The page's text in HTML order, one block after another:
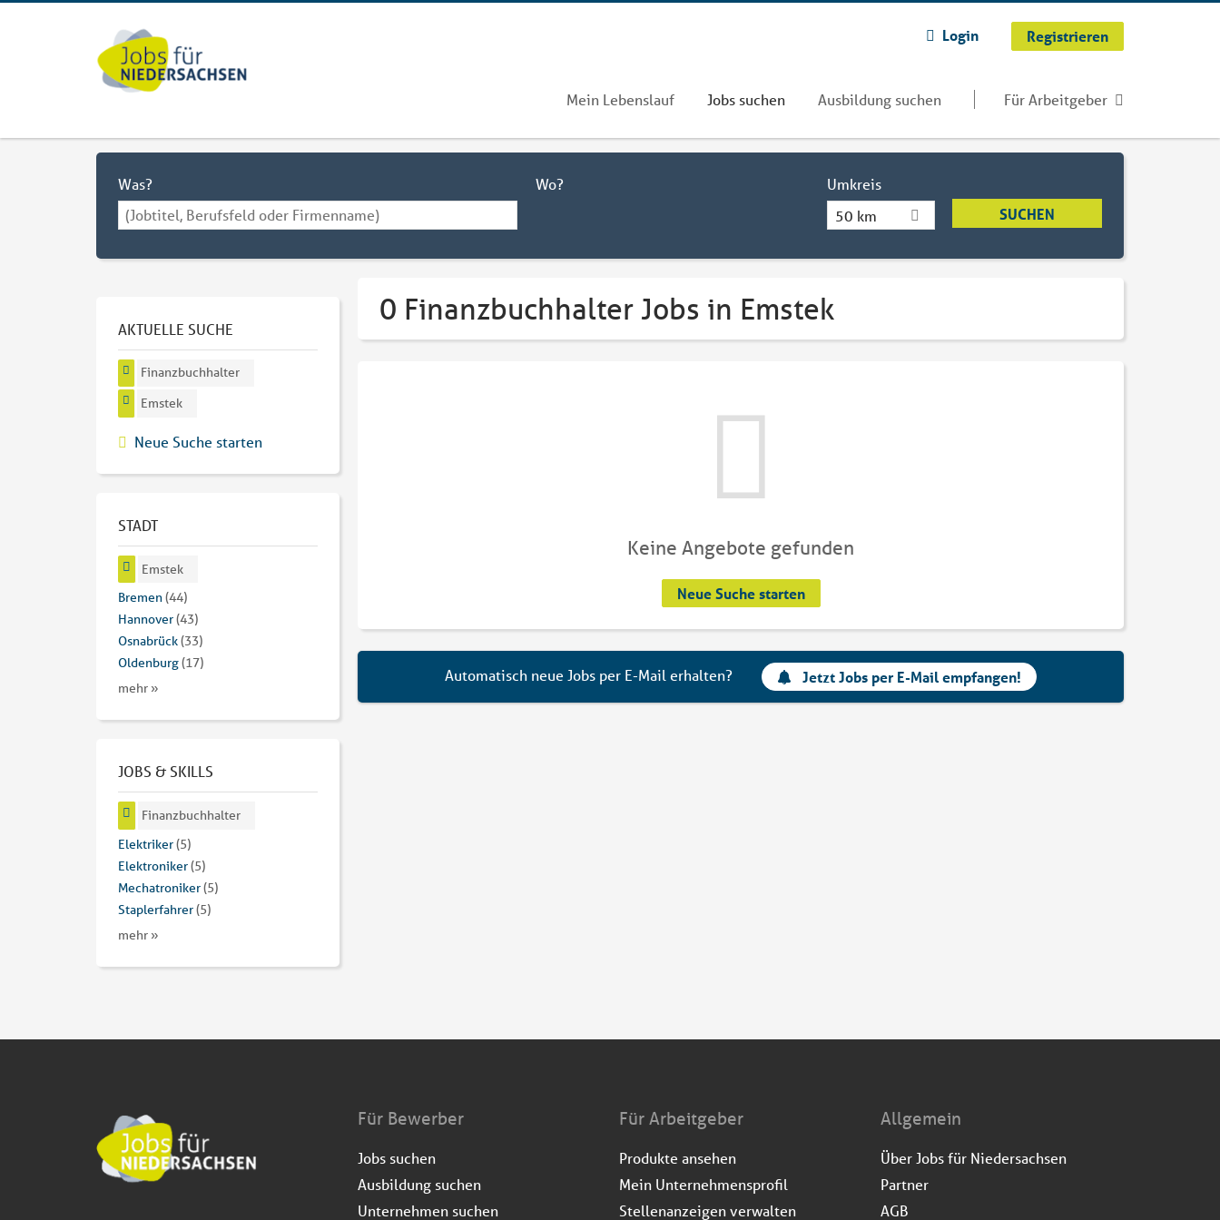
Login Registrieren
Mein Lebenslauf Jobs suchen Ausbildung suchen Für Arbeitgeber
Was? Wo?
Umkreis
50 km
0 Finanzbuchhalter Jobs in Emstek
Keine Angebote gefunden
Neue Suche starten
Automatisch neue Jobs per E-Mail erhalten? Jetzt Jobs per E-Mail empfangen!
AKTUELLE SUCHE
Finanzbuchhalter
Emstek
Neue Suche starten
STADT
Emstek
Bremen(44)
Hannover(43)
Osnabrück(33)
Oldenburg(17)
mehr »
JOBS & SKILLS
Finanzbuchhalter
Elektriker(5)
Elektroniker(5)
Mechatroniker(5)
Staplerfahrer(5)
mehr »
Für Bewerber
Jobs suchen
Ausbildung suchen
Unternehmen suchen
Für Arbeitgeber
Produkte ansehen
Mein Unternehmensprofil
Stellenanzeigen verwalten
Allgemein
Über Jobs für Niedersachsen
Partner
AGB